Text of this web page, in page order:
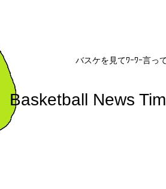
バスケを見てﾜｰﾜｰ言っ
Basketball News